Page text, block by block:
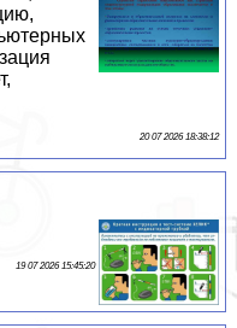
20 07 2026 18:38:12
19 07 2026 15:45:20